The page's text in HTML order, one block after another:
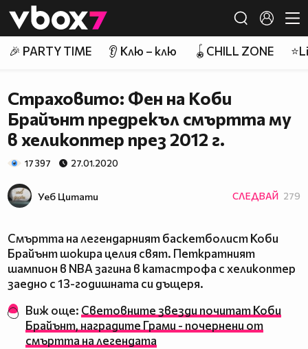
👾
🎉 PARTY TIME 👂 Клю – клю 🪀CHILL ZONE
Страховито: Фен на Коби
Брайънт предрекъл смъртта му
в хеликоптер през 2012 г.
17 397 27.01.2020
Уеб Цитати СЛЕДВАЙ 279
Смъртта на легендарният баскетболист Коби
Брайънт шокира целия свят. Петкратният
шампион в NBA загина в катастрофа с хеликоптер
заедно с 13-годишната си дъщеря.
Виж още: Световните звезди почитат Коби
Брайънт, наградите Грами - почернени от
смъртта на легендата